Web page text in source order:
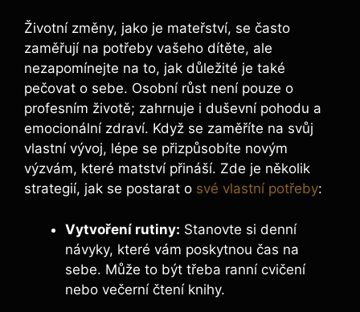
Životní změny, jako je mateřství, se často
zaměřují na potřeby vašeho dítěte, ale
nezapomínejte na to, jak důležité je také
pečovat o sebe. Osobní růst není pouze o
profesním životě; zahrnuje i duševní pohodu a
emocionální zdraví. Když se zaměříte na svůj
vlastní vývoj, lépe se přizpůsobíte novým
výzvám, které matství přináší. Zde je několik
strategií, jak se postarat o své vlastní potřeby:
Vytvoření rutiny: Stanovte si denní
návyky, které vám poskytnou čas na
sebe. Může to být třeba ranní cvičení
nebo večerní čtení knihy.